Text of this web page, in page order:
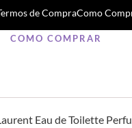
de CompraComo
COMO COMPRAR
Eau de Toilette